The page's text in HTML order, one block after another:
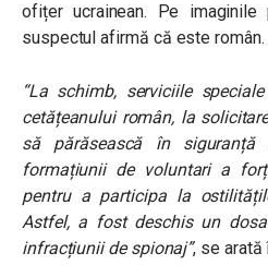
ofițer ucrainean. Pe
suspectul afirmă că este român.
“La schimb, serviciile
cetățeanului român, la
să părăsească în
formațiunii de voluntari a
pentru a participa la
Astfel, a fost deschis un
infracțiunii de spionaj”, se arată